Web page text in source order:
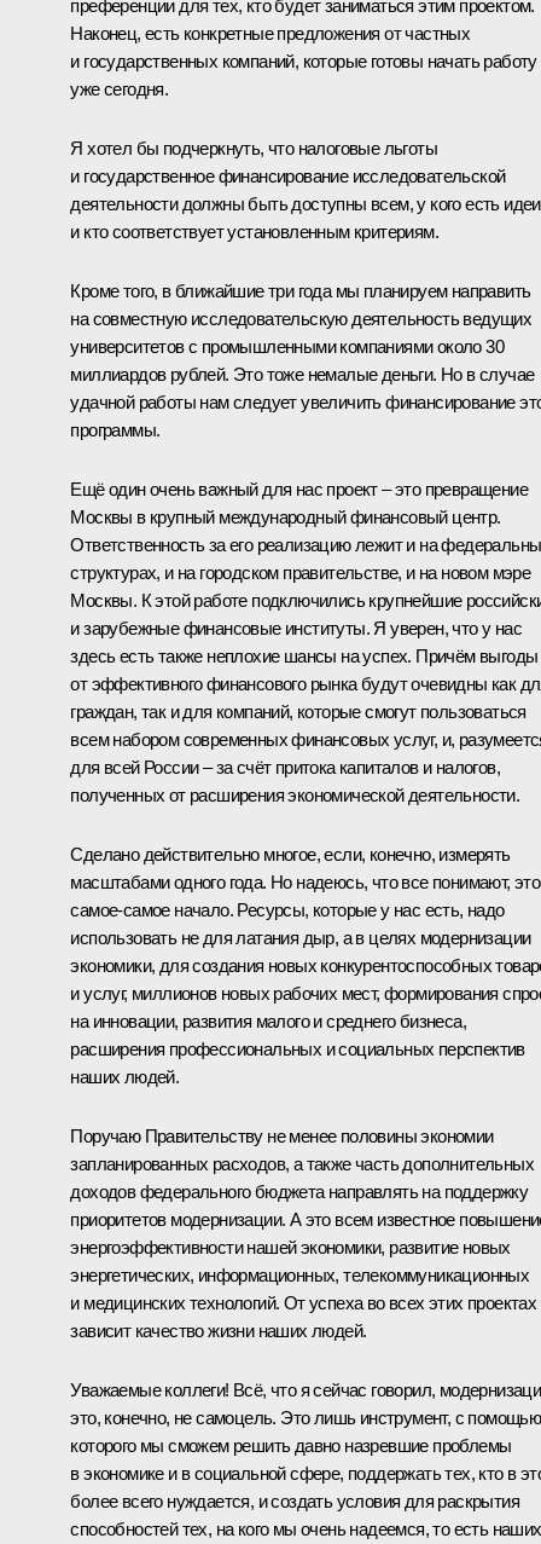
преференции для тех, кто будет заниматься этим проектом.
Наконец, есть конкретные предложения от частных
и государственных компаний, которые готовы начать работу
уже сегодня.
Я хотел бы подчеркнуть, что налоговые льготы
и государственное финансирование исследовательской
деятельности должны быть доступны всем, у кого есть идеи
и кто соответствует установленным критериям.
Кроме того, в ближайшие три года мы планируем направить
на совместную исследовательскую деятельность ведущих
университетов с промышленными компаниями около 30
миллиардов рублей. Это тоже немалые деньги. Но в случае
удачной работы нам следует увеличить финансирование
программы.
Ещё один очень важный для нас проект – это превращение
Москвы в крупный международный финансовый центр.
Ответственность за его реализацию лежит и на
структурах, и на городском правительстве, и на новом мэре
Москвы. К этой работе подключились крупнейшие
и зарубежные финансовые институты. Я уверен, что у нас
здесь есть также неплохие шансы на успех. Причём выгоды
от эффективного финансового рынка будут очевидны как
граждан, так и для компаний, которые смогут пользоваться
всем набором современных финансовых услуг, и,
для всей России – за счёт притока капиталов и налогов,
полученных от расширения экономической деятельности.
Сделано действительно многое, если, конечно, измерять
масштабами одного года. Но надеюсь, что все понимают, это
самое-самое начало. Ресурсы, которые у нас есть, надо
использовать не для латания дыр, а в целях модернизации
экономики, для создания новых конкурентоспособных
и услуг, миллионов новых рабочих мест, формирования
на инновации, развития малого и среднего бизнеса,
расширения профессиональных и социальных перспектив
наших людей.
Поручаю Правительству не менее половины экономии
запланированных расходов, а также часть дополнительных
доходов федерального бюджета направлять на поддержку
приоритетов модернизации. А это всем известное
энергоэффективности нашей экономики, развитие новых
энергетических, информационных, телекоммуникационных
и медицинских технологий. От успеха во всех этих проектах
зависит качество жизни наших людей.
Уважаемые коллеги! Всё, что я сейчас говорил,
это, конечно, не самоцель. Это лишь инструмент, с помощью
которого мы сможем решить давно назревшие проблемы
в экономике и в социальной сфере, поддержать тех, кто в
более всего нуждается, и создать условия для раскрытия
способностей тех, на кого мы очень надеемся, то есть наших